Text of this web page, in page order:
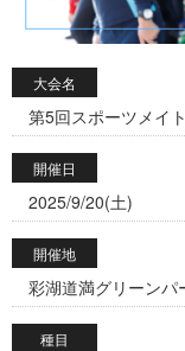
大会名
第5回スポーツメイ
開催日
2025/9/20(土)
開催地
彩湖道満グリーン
種目